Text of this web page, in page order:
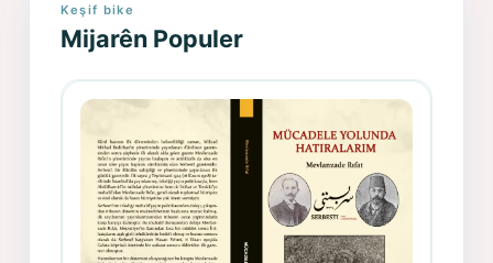
Keşif bike
Mijarên Populer